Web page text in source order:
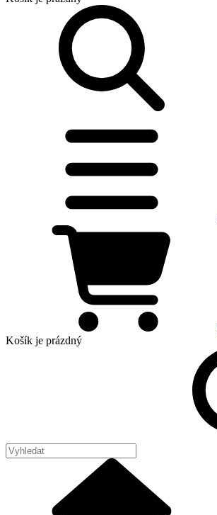
Košík je prázdný